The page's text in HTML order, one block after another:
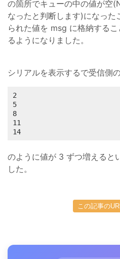
の箇所でキューの中の値が空
なったと判断します)になった
られた値を msg に格納する
るようになりました。
シリアルを表示するで受信側
2
5
8
11
14
のように値が 3 ずつ増えると
した。
この記事の